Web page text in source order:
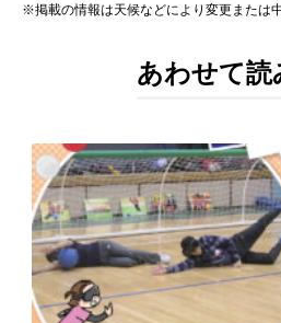
※掲載の情報は天候などにより変更または
あわせて読